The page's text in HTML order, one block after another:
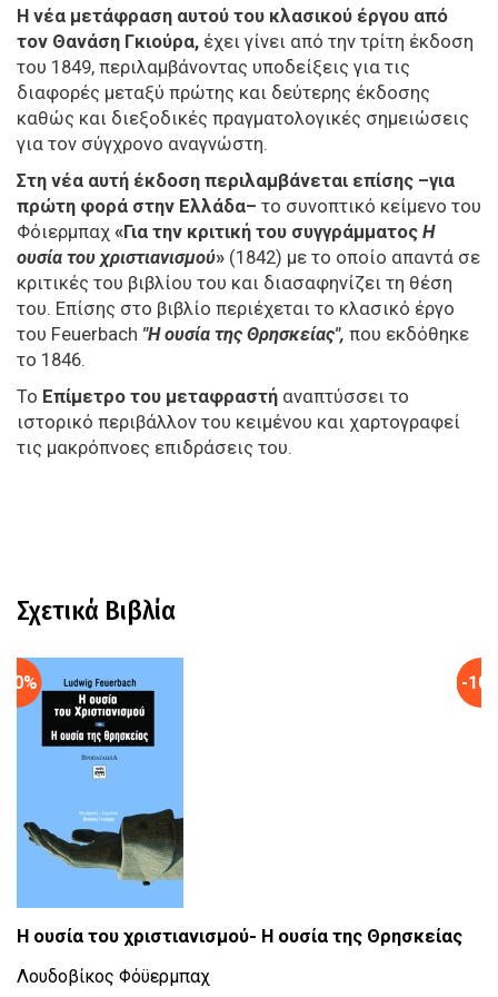
Η νέα μετάφραση αυτού του κλασικού έργου από
τον Θανάση Γκιούρα, έχει γίνει από την τρίτη έκδοση
του 1849, περιλαμβάνοντας υποδείξεις για τις
διαφορές μεταξύ πρώτης και δεύτερης έκδοσης
καθώς και διεξοδικές πραγματολογικές σημειώσεις
για τον σύγχρονο αναγνώστη.
Στη νέα αυτή έκδοση περιλαμβάνεται επίσης –για
πρώτη φορά στην Ελλάδα– το συνοπτικό κείμενο του
Φόιερμπαχ «Για την κριτική του συγγράμματος Η
ουσία του χριστιανισμού» (1842) με το οποίο απαντά σε
κριτικές του βιβλίου του και διασαφηνίζει τη θέση
του. Επίσης στο βιβλίο περιέχεται το κλασικό έργο
του Feuerbach "Η ουσία της Θρησκείας", που εκδόθηκε
το 1846.
Το Επίμετρο του μεταφραστή αναπτύσσει το
ιστορικό περιβάλλον του κειμένου και χαρτογραφεί
τις μακρόπνοες επιδράσεις του.
Σχετικά Βιβλία
Η ουσία του χριστιανισμού- Η ουσία της Θρησκείας
Λουδοβίκος Φόϋερμπαχ
-